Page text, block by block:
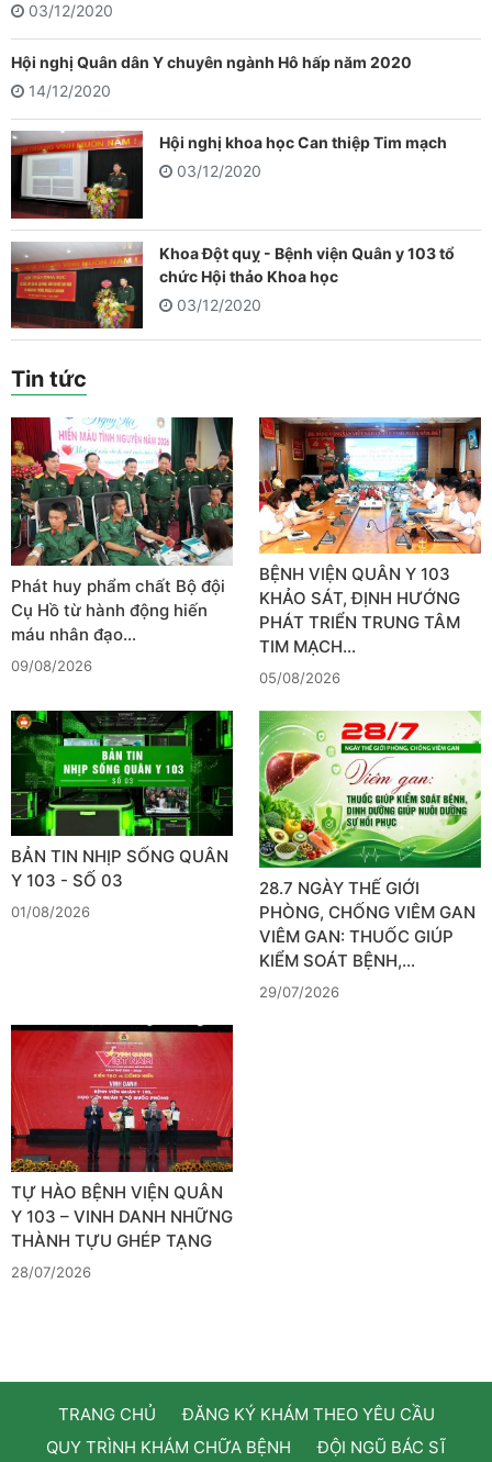
03/12/2020
Hội nghị Quân dân Y chuyên ngành Hô hấp năm 2020
14/12/2020
Hội nghị khoa học Can thiệp Tim mạch
03/12/2020
Khoa Đột quỵ - Bệnh viện Quân y 103 tổ
chức Hội thảo Khoa học
03/12/2020
Tin tức
Phát huy phẩm chất Bộ đội
Cụ Hồ từ hành động hiến
máu nhân đạo…
09/08/2026
BỆNH VIỆN QUÂN Y 103
KHẢO SÁT, ĐỊNH HƯỚNG
PHÁT TRIỂN TRUNG TÂM
TIM MẠCH…
05/08/2026
BẢN TIN NHỊP SỐNG QUÂN
Y 103 - SỐ 03
01/08/2026
28.7 NGÀY THẾ GIỚI
PHÒNG, CHỐNG VIÊM GAN
VIÊM GAN: THUỐC GIÚP
KIỂM SOÁT BỆNH,…
29/07/2026
TỰ HÀO BỆNH VIỆN QUÂN
Y 103 – VINH DANH NHỮNG
THÀNH TỰU GHÉP TẠNG
28/07/2026
TRANG CHỦ
ĐĂNG KÝ KHÁM THEO YÊU CẦU
QUY TRÌNH KHÁM CHỮA BỆNH
ĐỘI NGŨ BÁC SĨ